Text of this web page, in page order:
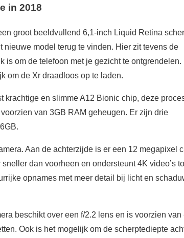
in 2018
groot beeldvullend 6,1-inch Liquid Retina
model terug te vinden. Hier zit tevens de
is om de telefoon met je gezicht te ontgrendelen.
om de Xr draadloos op te laden.
en slimme A12 Bionic chip, deze
van 3GB RAM geheugen. Er zijn drie
Aan de achterzijde is er een 12 megapixel
dan voorheen en ondersteunt 4K video’s
opnames met meer detail bij licht en
beschikt over een f/2.2 lens en is voorzien van
Ook is het mogelijk om de scherptediepte